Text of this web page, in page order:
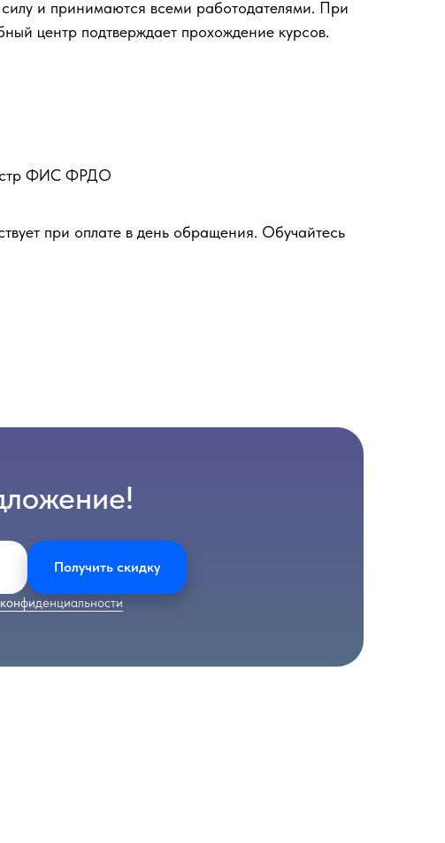
и принимаются всеми работодателями. При
центр подтверждает прохождение курсов.
ФИС ФРДО
при оплате в день обращения. Обучайтесь
Получить скидку